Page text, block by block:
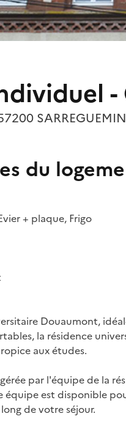
du
+ plaque, Frigo
Douaumont,
la résidence
aux études.
par l'équipe de la
est disponible
de votre séjour.